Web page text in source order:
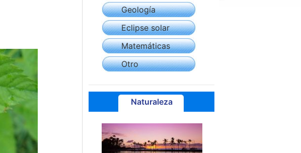
Geología
Eclipse solar
Matemáticas
Otro
Naturaleza